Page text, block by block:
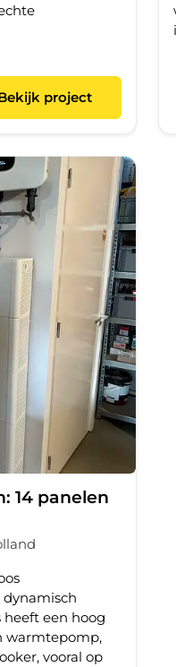
project
14 panelen
een hoog
warmtepomp,
vooral op